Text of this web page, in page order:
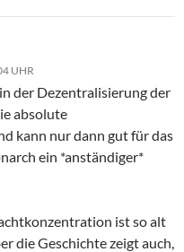
UHR
der Dezentralisierung der
absolute
kann nur dann gut für das
ein *anständiger*
ist so alt
die Geschichte zeigt auch,